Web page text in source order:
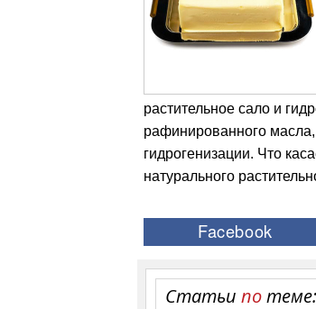
растительное сало и
рафинированного
гидрогенизации. Что
натурального
Статьи потеме: